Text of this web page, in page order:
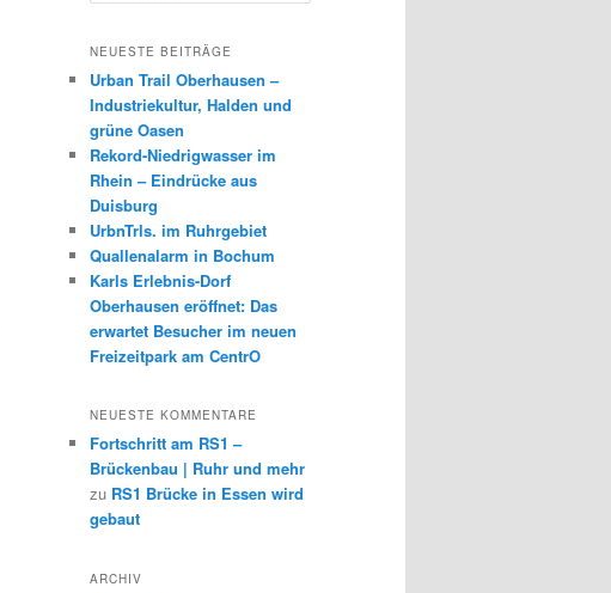
h
n
NEUESTE BEITRÄGE
Urban Trail Oberhausen –
Industriekultur, Halden und
grüne Oasen
Rekord-Niedrigwasser im
Rhein – Eindrücke aus
Duisburg
UrbnTrls. im Ruhrgebiet
Quallenalarm in Bochum
Karls Erlebnis-Dorf
Oberhausen eröffnet: Das
erwartet Besucher im neuen
Freizeitpark am CentrO
NEUESTE KOMMENTARE
Fortschritt am RS1 –
Brückenbau | Ruhr und mehr
zu RS1 Brücke in Essen wird
gebaut
ARCHIV